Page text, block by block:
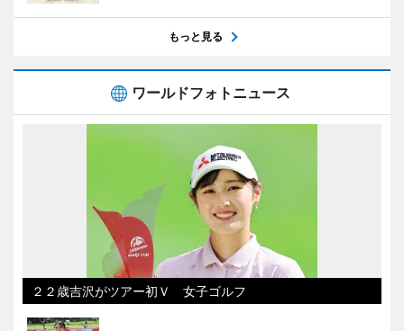
もっと見る
ワールドフォトニュース
２２歳吉沢がツアー初Ｖ 女子ゴルフ